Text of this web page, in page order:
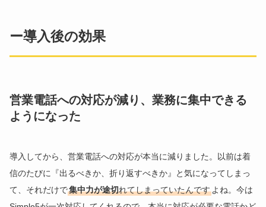
ー導入後の効果
営業電話への対応が減り、業務に集中できる
ようになった
導入してから、営業電話への対応が本当に減りました。以前は着
信のたびに『出るべきか、折り返すべきか』と気になってしまっ
て、それだけで集中力が途切れてしまっていたんです よね。今は